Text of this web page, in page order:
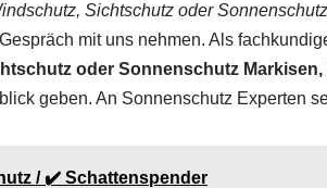
Sichtschutz oder
mit uns nehmen. Als
oder Sonnenschutz Markisen,
geben. An Sonnenschutz Experten
/ ✔️ Schattenspender